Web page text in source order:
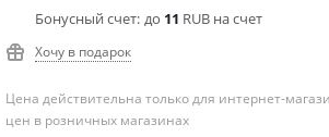
Бонусный счет: до 11 RUB на счет
Хочу в подарок
Цена действительна только для интернет-
цен в розничных магазинах